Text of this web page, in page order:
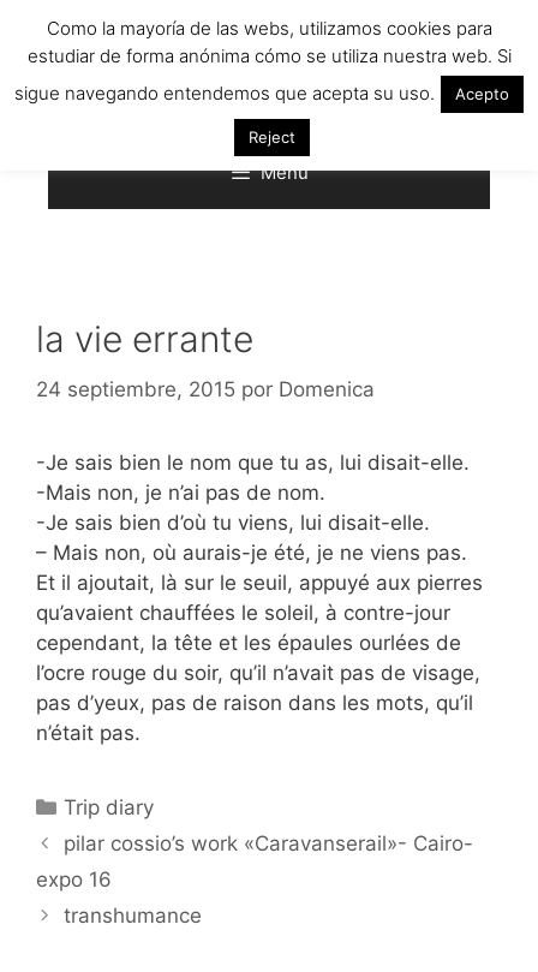
Menú
la vie errante
24 septiembre, 2015 por Domenica
-Je sais bien le nom que tu as, lui disait-elle.
-Mais non, je n’ai pas de nom.
-Je sais bien d’où tu viens, lui disait-elle.
– Mais non, où aurais-je été, je ne viens pas.
Et il ajoutait, là sur le seuil, appuyé aux pierres
qu’avaient chauffées le soleil, à contre-jour
cependant, la tête et les épaules ourlées de
l’ocre rouge du soir, qu’il n’avait pas de visage,
pas d’yeux, pas de raison dans les mots, qu’il
n’était pas.
Categorías
Trip diary
pilar cossio’s work «Caravanserail»- Cairo-
expo 16
transhumance
Como la mayoría de las webs, utilizamos cookies para
estudiar de forma anónima cómo se utiliza nuestra web. Si
sigue navegando entendemos que acepta su uso.
Acepto
Reject